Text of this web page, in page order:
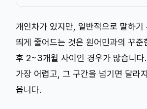
개인차가 있지만, 일반적으로 말하기
띄게 줄어드는 것은 원어민과의 꾸준
후 2~3개월 사이인 경우가 많습니다.
가장 어렵고, 그 구간을 넘기면 달라
옵니다.